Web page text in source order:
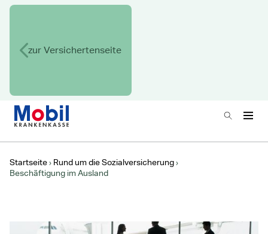
zur Versichertenseite
Hauptnavigation
Suchen
Startseite
Rund um die Sozialversicherung
Beschäftigung im Ausland